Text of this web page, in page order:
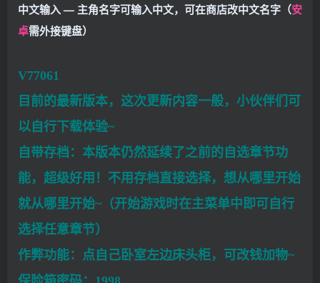
中文输入 — 主角名字可输入中文，可在商店改中文名字（安
卓需外接键盘）
V77061
目前的最新版本，这次更新内容一般，小伙伴们可
以自行下载体验~
自带存档：本版本仍然延续了之前的自选章节功
能，超级好用！不用存档直接选择，想从哪里开始
就从哪里开始~（开始游戏时在主菜单中即可自行
选择任意章节）
作弊功能：点自己卧室左边床头柜，可改钱加物~